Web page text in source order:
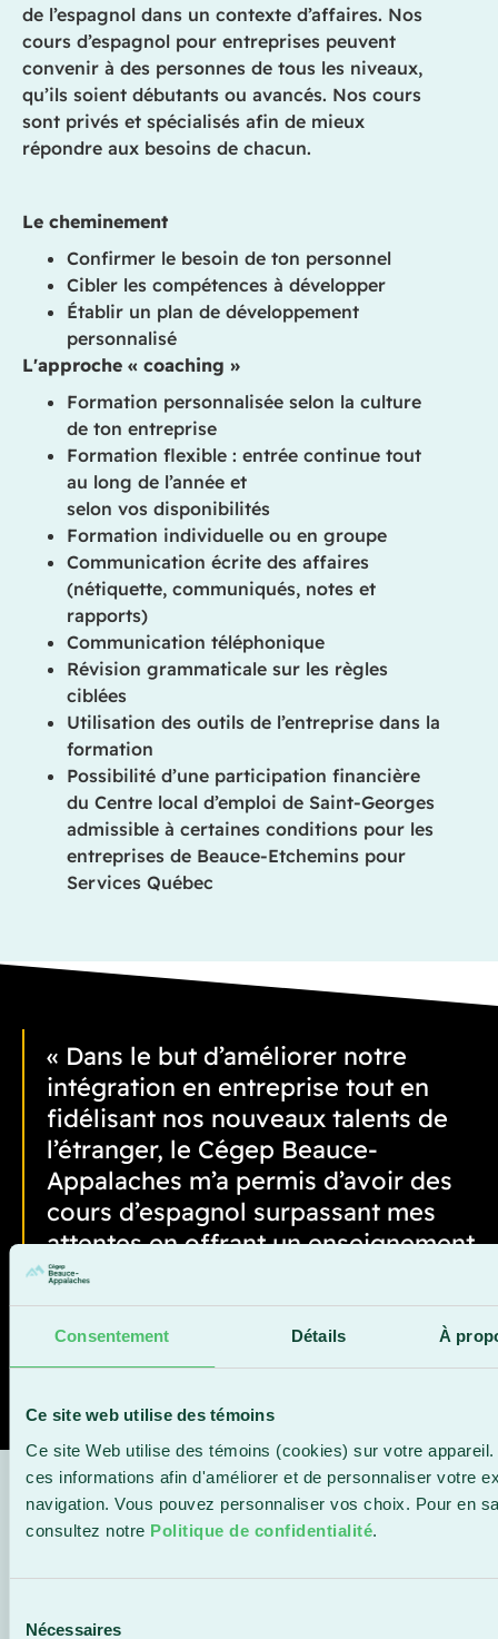
Consentement Détails À
Ce site web utilise des témoins
Ce site Web utilise des témoins (cookies) sur votre
ces informations afin d'améliorer et de personnaliser votre
navigation. Vous pouvez personnaliser vos choix. Pour en
consultez notre Politique de confidentialité.
Nécessaires
de l’espagnol dans un contexte d’affaires. Nos
cours d’espagnol pour entreprises peuvent
convenir à des personnes de tous les niveaux,
qu’ils soient débutants ou avancés. Nos cours
sont privés et spécialisés afin de mieux
répondre aux besoins de chacun.
Le cheminement
Confirmer le besoin de ton personnel
Cibler les compétences à développer
Établir un plan de développement
personnalisé
L'approche « coaching »
Formation personnalisée selon la culture
de ton entreprise
Formation flexible : entrée continue tout
au long de l’année et
selon vos disponibilités
Formation individuelle ou en groupe
Communication écrite des affaires
(nétiquette, communiqués, notes et
rapports)
Communication téléphonique
Révision grammaticale sur les règles
ciblées
Utilisation des outils de l’entreprise dans la
formation
Possibilité d’une participation financière
du Centre local d’emploi de Saint-Georges
admissible à certaines conditions pour les
entreprises de Beauce-Etchemins pour
Services Québec
« Dans le but d’améliorer notre
intégration en entreprise tout en
fidélisant nos nouveaux talents de
l’étranger, le Cégep Beauce-
Appalaches m’a permis d’avoir des
cours d’espagnol surpassant mes
attentes en offrant un enseignement
dynamique et personnalisé avec
une réelle progression. » Elizabeth
Plante, directrice des ressources
humaines chez Industries P.F.
CES FORMATIONS
POURRAIENT AUSSI